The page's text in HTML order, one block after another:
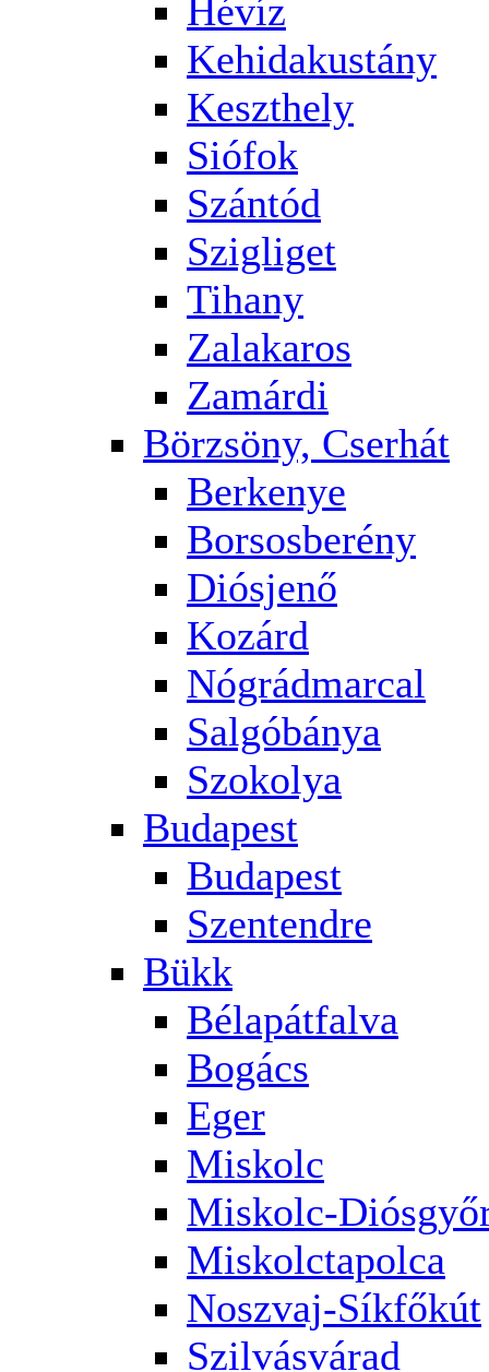
Hévíz
Kehidakustány
Keszthely
Siófok
Szántód
Szigliget
Tihany
Zalakaros
Zamárdi
Börzsöny, Cserhát
Berkenye
Borsosberény
Diósjenő
Kozárd
Nógrádmarcal
Salgóbánya
Szokolya
Budapest
Budapest
Szentendre
Bükk
Bélapátfalva
Bogács
Eger
Miskolc
Miskolc-
Miskolctapolca
Noszvaj-Síkfőkút
Szilvásvárad